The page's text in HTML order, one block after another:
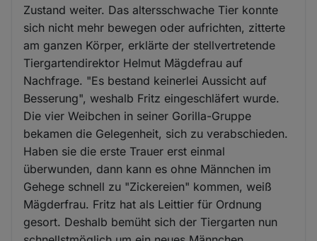
Zustand weiter. Das altersschwache Tier konnte
sich nicht mehr bewegen oder aufrichten, zitterte
am ganzen Körper, erklärte der stellvertretende
Tiergartendirektor Helmut Mägdefrau auf
Nachfrage. "Es bestand keinerlei Aussicht auf
Besserung", weshalb Fritz eingeschläfert wurde.
Die vier Weibchen in seiner Gorilla-Gruppe
bekamen die Gelegenheit, sich zu verabschieden.
Haben sie die erste Trauer erst einmal
überwunden, dann kann es ohne Männchen im
Gehege schnell zu "Zickereien" kommen, weiß
Mägderfrau. Fritz hat als Leittier für Ordnung
gesort. Deshalb bemüht sich der Tiergarten nun